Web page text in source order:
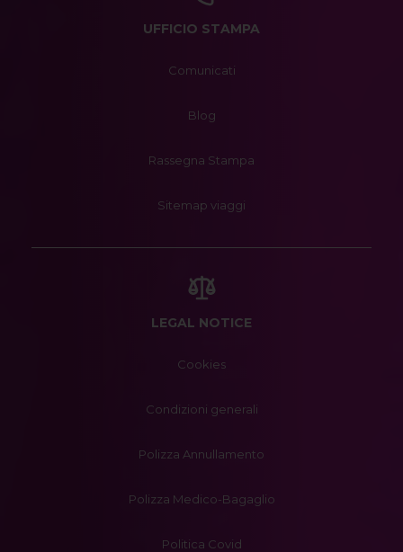
UFFICIO STAMPA
Comunicati
Blog
Rassegna Stampa
Sitemap viaggi
LEGAL NOTICE
Cookies
Condizioni generali
Polizza Annullamento
Polizza Medico-Bagaglio
Politica Covid